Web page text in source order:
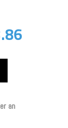
Preis
an